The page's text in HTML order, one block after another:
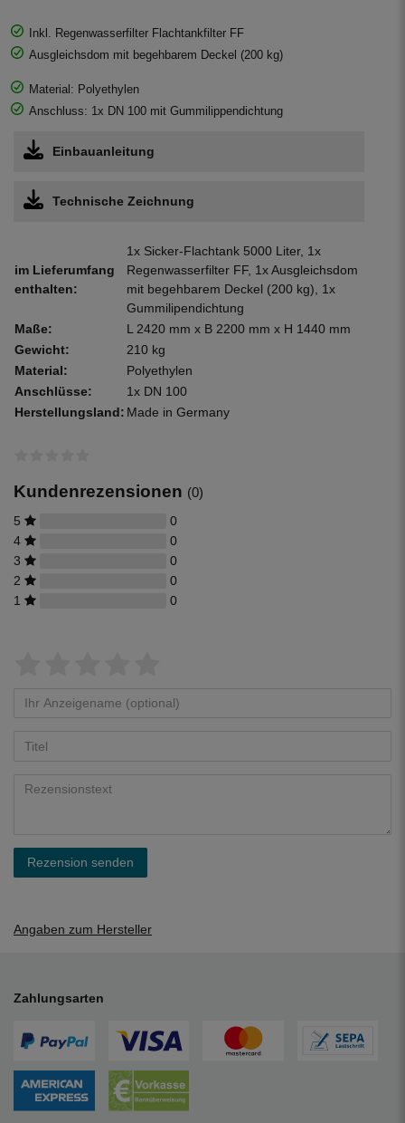
Inkl. Regenwasserfilter Flachtankfilter FF
Ausgleichsdom mit begehbarem Deckel (200 kg)
Material: Polyethylen
Anschluss: 1x DN 100 mit Gummilippendichtung
Einbauanleitung
Technische Zeichnung
im Lieferumfang
enthalten:
1x Sicker-Flachtank 5000 Liter, 1x
Regenwasserfilter FF, 1x Ausgleichsdom
mit begehbarem Deckel (200 kg), 1x
Gummilipendichtung
Maße:
L 2420 mm x B 2200 mm x H 1440 mm
Gewicht:
210 kg
Material:
Polyethylen
Anschlüsse:
1x DN 100
Herstellungsland: Made in Germany
Kundenrezensionen (0)
5
0
4
0
3
0
2
0
1
0
Rezension senden
Angaben zum Hersteller
Zahlungsarten